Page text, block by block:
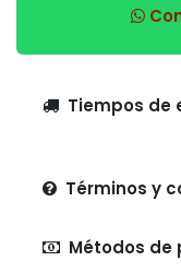
Términos y
Métodos de